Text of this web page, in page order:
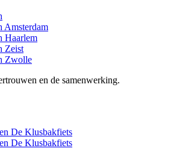
Amsterdam
Haarlem
Zeist
Zwolle
en de samenwerking.